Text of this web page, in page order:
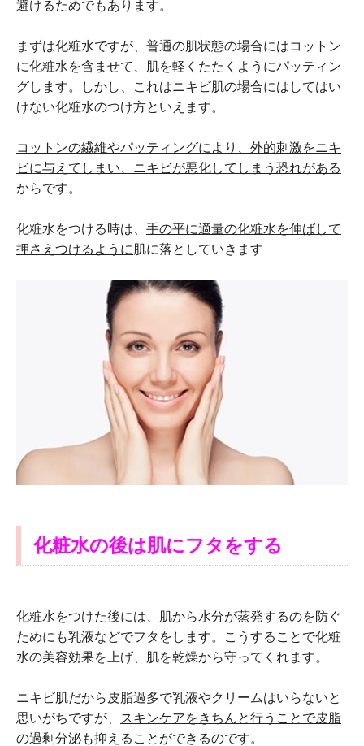
避けるためでもあります。
まずは化粧水ですが、普通の肌状態の場合にはコットン
に化粧水を含ませて、肌を軽くたたくようにパッティン
グします。しかし、これはニキビ肌の場合にはしてはい
けない化粧水のつけ方といえます。
コットンの繊維やパッティングにより、外的刺激をニキ
ビに与えてしまい、ニキビが悪化してしまう恐れがある
からです。
化粧水をつける時は、 手の平に適量の化粧水を伸ばして
押さえつけるように 肌に落としていきます
化粧水の後は肌にフタをする
化粧水をつけた後には、肌から水分が蒸発するのを防ぐ
ためにも乳液などでフタをします。こうすることで化粧
水の美容効果を上げ、肌を乾燥から守ってくれます。
ニキビ肌だから皮脂過多で乳液やクリームはいらないと
思いがちですが、
スキンケアをきちんと行うことで皮脂
の過剰分泌も抑えることができるのです。